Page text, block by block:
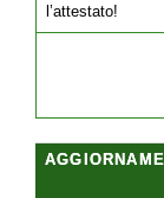
l’attestato!